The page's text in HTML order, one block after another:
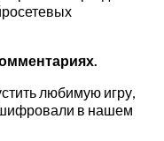
любимую игру,
в нашем